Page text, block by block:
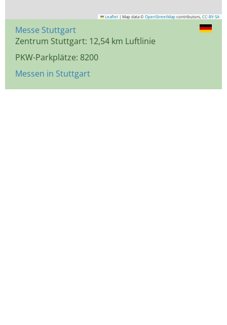
Leaflet | Map data © OpenStreetMap contributors, CC-BY-SA
Messe Stuttgart
Zentrum Stuttgart: 12,54 km Luftlinie
PKW-Parkplätze: 8200
Messen in Stuttgart